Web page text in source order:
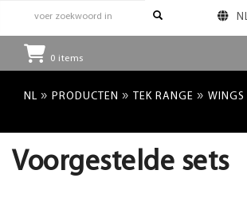
NL
0 items
NL » PRODUCTEN » TEK RANGE » WINGS
Voorgestelde sets